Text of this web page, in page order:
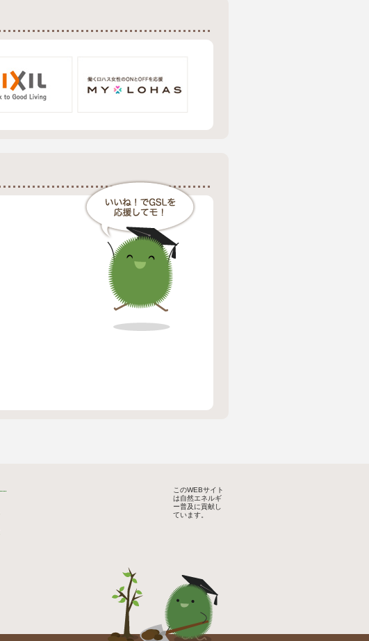
このWEBサイト
は自然エネルギ
ー普及に貢献し
ています。